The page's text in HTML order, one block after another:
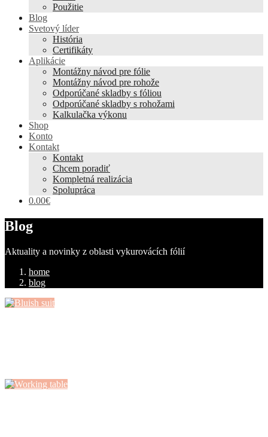
Použitie
Blog
Svetový líder
História
Certifikáty
Aplikácie
Montážny návod pre fólie
Montážny návod pre rohože
Odporúčané skladby s fóliou
Odporúčané skladby s rohožami
Kalkulačka výkonu
Shop
Konto
Kontakt
Kontakt
Chcem poradiť
Kompletná realizácia
Spolupráca
0.00€
Blog
Aktuality a novinky z oblasti vykurovácích fólií
home
blog